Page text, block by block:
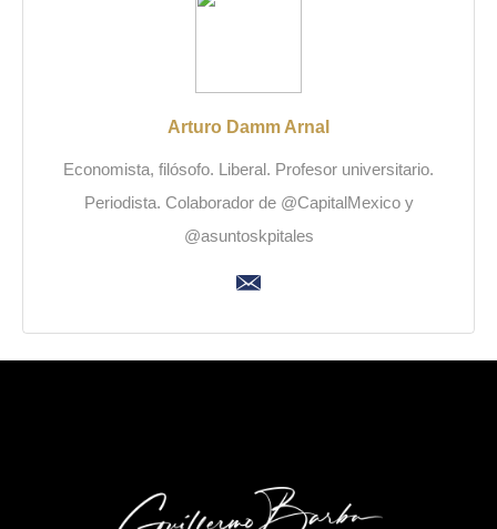
Arturo Damm Arnal
Economista, filósofo. Liberal. Profesor universitario.
Periodista. Colaborador de @CapitalMexico y
@asuntoskpitales